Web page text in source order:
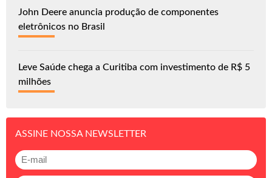
John Deere anuncia produção de componentes
eletrônicos no Brasil
Leve Saúde chega a Curitiba com investimento de R$ 5
milhões
ASSINE NOSSA NEWSLETTER